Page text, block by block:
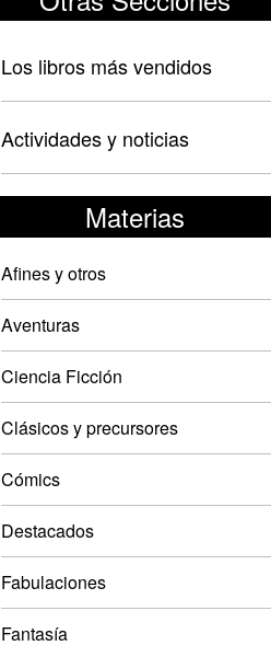
Los libros más vendidos
Actividades y noticias
Materias
Afines y otros
Aventuras
Ciencia Ficción
Clásicos y precursores
Cómics
Destacados
Fabulaciones
Fantasía